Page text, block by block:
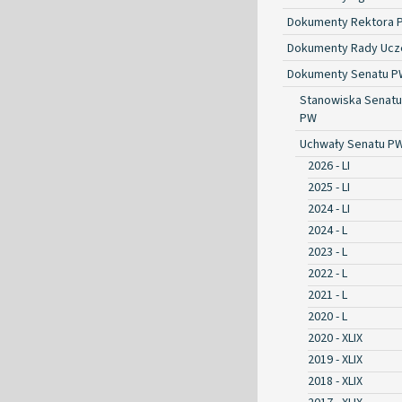
Dokumenty Rektora
Dokumenty Rady
Dokumenty Senatu
Stanowiska Senatu
PW
Uchwały Senatu
2026 - LI
2025 - LI
2024 - LI
2024 - L
2023 - L
2022 - L
2021 - L
2020 - L
2020 - XLIX
2019 - XLIX
2018 - XLIX